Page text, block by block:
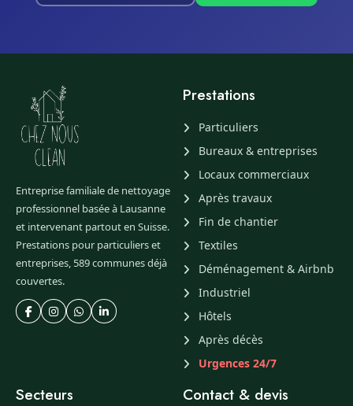
Entreprise familiale de nettoyage
professionnel basée à Lausanne
et intervenant partout en Suisse.
Prestations pour particuliers et
entreprises, 589 communes déjà
couvertes.
Prestations
Particuliers
Bureaux & entreprises
Locaux commerciaux
Après travaux
Fin de chantier
Textiles
Déménagement & Airbnb
Industriel
Hôtels
Après décès
Urgences 24/7
Secteurs Contact & devis